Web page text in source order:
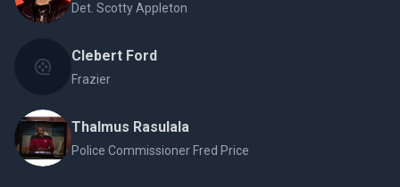
Det. Scotty Appleton
Clebert Ford
Frazier
Thalmus Rasulala
Police Commissioner Fred Price